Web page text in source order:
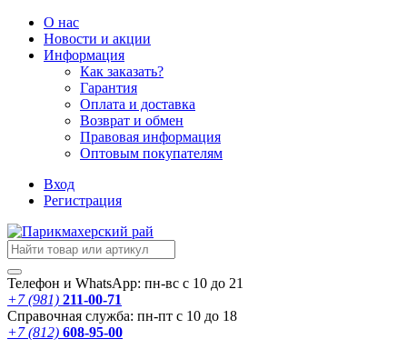
О нас
Новости и акции
Информация
Как заказать?
Гарантия
Оплата и доставка
Возврат и обмен
Правовая информация
Оптовым покупателям
Вход
Регистрация
Телефон и WhatsApp: пн-вс с 10 до 21
+7 (981) 211-00-71
Справочная служба: пн-пт с 10 до 18
+7 (812) 608-95-00